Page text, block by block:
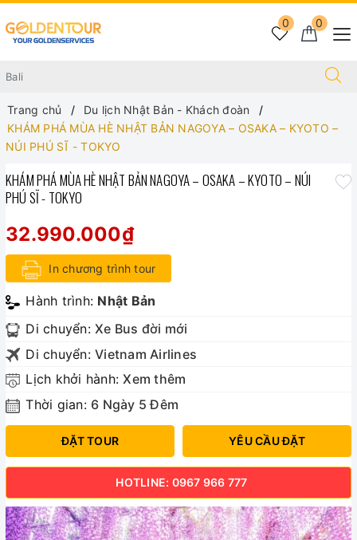
0
0
Trang chủ
Du lịch Nhật Bản - Khách đoàn
KHÁM PHÁ MÙA HÈ NHẬT BẢN NAGOYA – OSAKA – KYOTO –
NÚI PHÚ SĨ - TOKYO
KHÁM PHÁ MÙA HÈ NHẬT BẢN NAGOYA – OSAKA – KYOTO – NÚI
PHÚ SĨ - TOKYO
32.990.000₫
In chương trình tour
Hành trình: Nhật Bản
Di chuyển: Xe Bus đời mới
Di chuyển: Vietnam Airlines
Lịch khởi hành:Xem thêm
Thời gian: 6 Ngày 5 Đêm
ĐẶT TOUR YÊU CẦU ĐẶT
HOTLINE: 0967 966 777